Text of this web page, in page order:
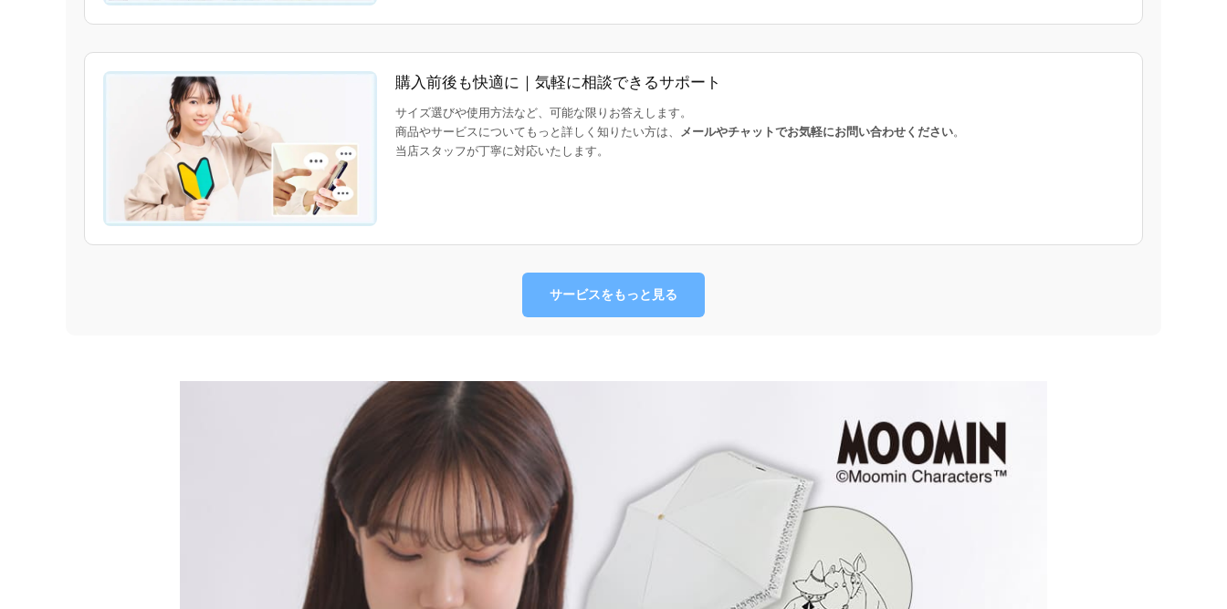
購入前後も快適に｜気軽に相談できるサポート
サイズ選びや使用方法など、可能な限りお答えします。
商品やサービスについてもっと詳しく知りたい方は、 メールやチャットでお気軽にお問い合わせください。
当店スタッフが丁寧に対応いたします。
サービスをもっと見る